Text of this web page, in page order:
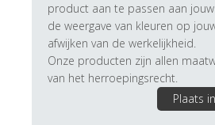
product aan te passen aan
de weergave van kleuren op
afwijken van de werkelijkheid.
Onze producten zijn allen
van het herroepingsrecht.
Plaats